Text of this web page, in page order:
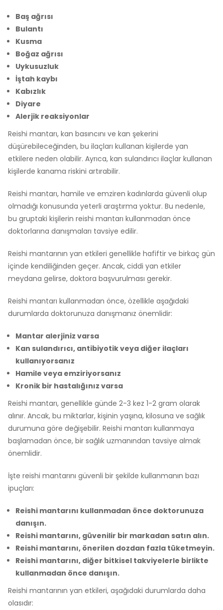
Baş ağrısı
Bulantı
Kusma
Boğaz ağrısı
Uykusuzluk
İştah kaybı
Kabızlık
Diyare
Alerjik reaksiyonlar
Reishi mantarı, kan basıncını ve kan şekerini
düşürebileceğinden, bu ilaçları kullanan kişilerde yan
etkilere neden olabilir. Ayrıca, kan sulandırıcı ilaçlar kullanan
kişilerde kanama riskini artırabilir.
Reishi mantarı, hamile ve emziren kadınlarda güvenli olup
olmadığı konusunda yeterli araştırma yoktur. Bu nedenle,
bu gruptaki kişilerin reishi mantarı kullanmadan önce
doktorlarına danışmaları tavsiye edilir.
Reishi mantarının yan etkileri genellikle hafiftir ve birkaç gün
içinde kendiliğinden geçer. Ancak, ciddi yan etkiler
meydana gelirse, doktora başvurulması gerekir.
Reishi mantarı kullanmadan önce, özellikle aşağıdaki
durumlarda doktorunuza danışmanız önemlidir:
Mantar alerjiniz varsa
Kan sulandırıcı, antibiyotik veya diğer ilaçları
kullanıyorsanız
Hamile veya emziriyorsanız
Kronik bir hastalığınız varsa
Reishi mantarı, genellikle günde 2-3 kez 1-2 gram olarak
alınır. Ancak, bu miktarlar, kişinin yaşına, kilosuna ve sağlık
durumuna göre değişebilir. Reishi mantarı kullanmaya
başlamadan önce, bir sağlık uzmanından tavsiye almak
önemlidir.
İşte reishi mantarını güvenli bir şekilde kullanmanın bazı
ipuçları:
Reishi mantarını kullanmadan önce doktorunuza
danışın.
Reishi mantarını, güvenilir bir markadan satın alın.
Reishi mantarını, önerilen dozdan fazla tüketmeyin.
Reishi mantarını, diğer bitkisel takviyelerle birlikte
kullanmadan önce danışın.
Reishi mantarının yan etkileri, aşağıdaki durumlarda daha
olasıdır: